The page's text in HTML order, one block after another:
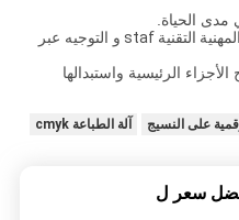
التقنية staf
و التوجيه عبر
الرئيسية واستبدالها
على النسيج آلة الطباعة cmyk
سعر ل